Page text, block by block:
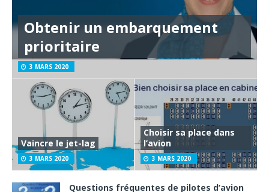
Obtenir un embarquement
prioritaire
3 MARS 2020
Vaincre le jet-lag
3 MARS 2020
Choisir sa place dans
l’avion
3 MARS 2020
Questions fréquentes de pilotes d’avion